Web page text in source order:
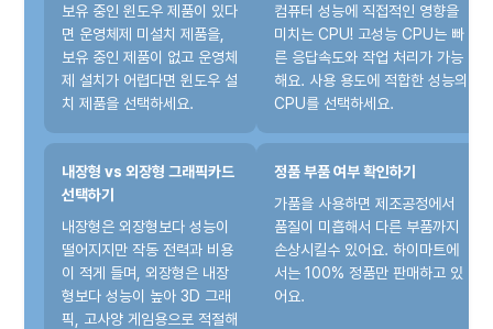
보유 중인 윈도우 제품이 있다
면 운영체제 미설치 제품을,
보유 중인 제품이 없고 운영체
제 설치가 어렵다면 윈도우 설
치 제품을 선택하세요.
내장형 vs 외장형 그래픽카드
선택하기
내장형은 외장형보다 성능이
떨어지지만 작동 전력과 비용
이 적게 들며, 외장형은 내장
형보다 성능이 높아 3D 그래
픽, 고사양 게임용으로 적절해
컴퓨터 성능에 직접적인 영향을
미치는 CPU! 고성능 CPU는 빠
른 응답속도와 작업 처리가 가능
해요. 사용 용도에 적합한 성능의
CPU를 선택하세요.
정품 부품 여부 확인하기
가품을 사용하면 제조공정에서
품질이 미흡해서 다른 부품까지
손상시킬수 있어요. 하이마트에
서는 100% 정품만 판매하고 있
어요.